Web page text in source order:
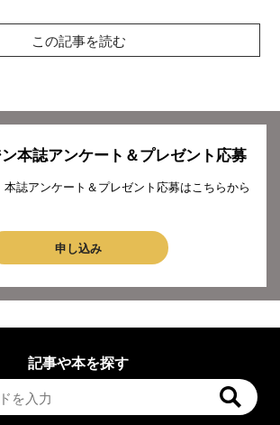
この記事を読む
本誌アンケート＆プレゼント応募
本誌アンケート＆プレゼント応募はこちらから
申し込み
記事や本を探す